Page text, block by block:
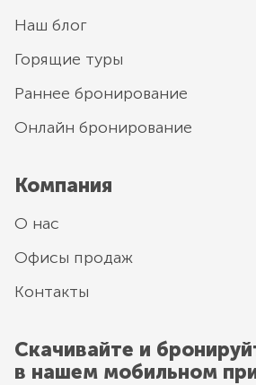
Наш блог
Горящие туры
Раннее бронирование
Онлайн бронирование
Компания
О нас
Офисы продаж
Контакты
Скачивайте и
в нашем мобильном